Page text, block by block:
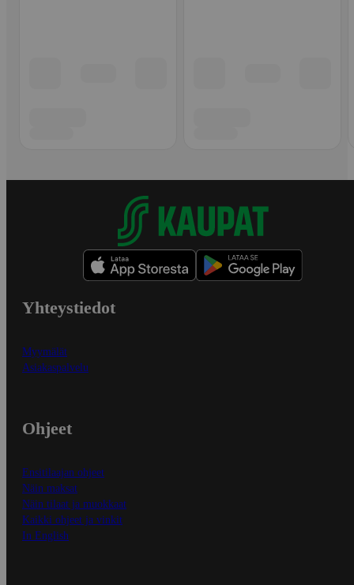
Yhteystiedot
Myymälät
Asiakaspalvelu
Ohjeet
Ensitilaajan ohjeet
Näin maksat
Näin tilaat ja muokkaat
Kaikki ohjeet ja vinkit
In English